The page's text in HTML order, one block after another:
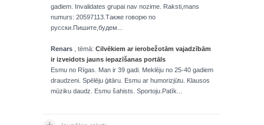
gadiem. Invalidates grupai nav nozime. Raksti,mans
numurs: 20597113.Также говорю по
русски.Пишите,будем...
Renars , tēmā: Cilvēkiem ar ierobežotām vajadzībām
ir izveidots jauns iepazīšanas portāls
Esmu no Rīgas. Man ir 39 gadi. Meklēju no 25-40 gadiem
draudzeni. Spēlēju ģitāru. Esmu ar humorizjūtu. Klausos
mūziku daudz. Esmu šahists. Sportoju.Patīk...